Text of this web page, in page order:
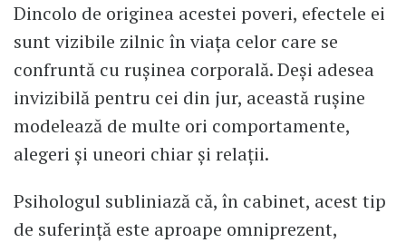
Dincolo de originea acestei poveri, efectele ei
sunt vizibile zilnic în viața celor care se
confruntă cu rușinea corporală. Deși adesea
invizibilă pentru cei din jur, această rușine
modelează de multe ori comportamente,
alegeri și uneori chiar și relații.
Psihologul subliniază că, în cabinet, acest tip
de suferință este aproape omniprezent,